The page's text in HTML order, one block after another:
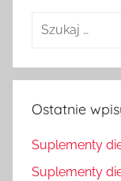
Szukaj
Ostatnie
Suplementy
Suplementy